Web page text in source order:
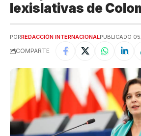
lexislativas de
PORREDACCIÓN INTERNACIONALPUBLICADO
COMPARTE